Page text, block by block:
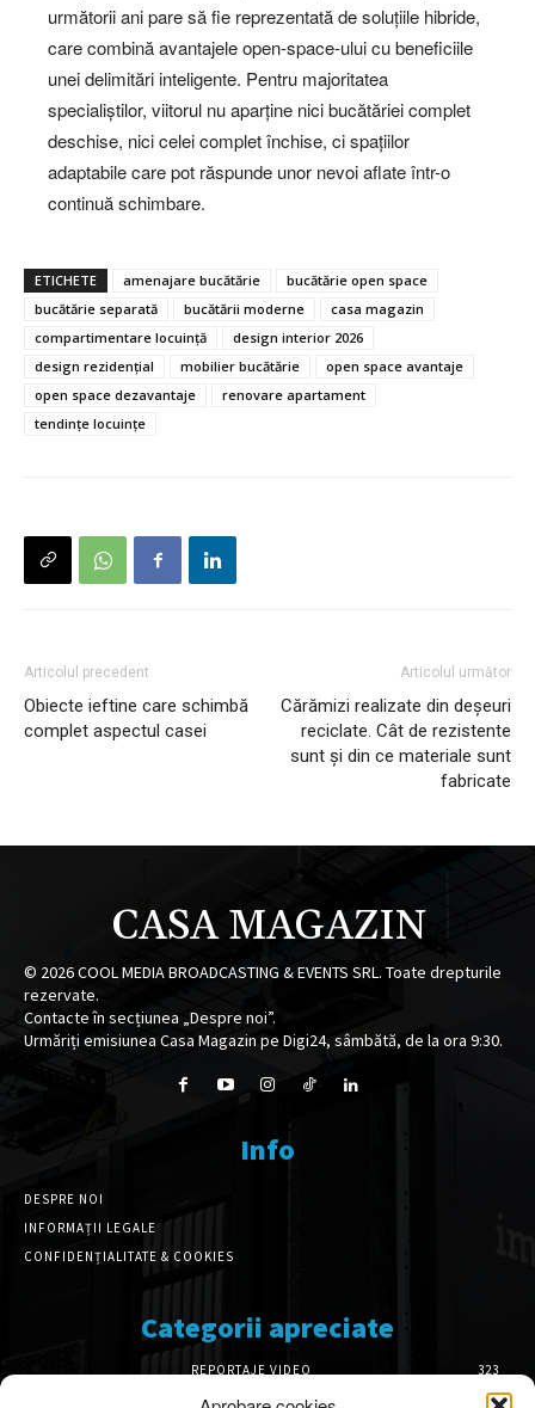
următorii ani pare să fie reprezentată de soluțiile hibride,
care combină avantajele open-space-ului cu beneficiile
unei delimitări inteligente. Pentru majoritatea
specialiștilor, viitorul nu aparține nici bucătăriei complet
deschise, nici celei complet închise, ci spațiilor
adaptabile care pot răspunde unor nevoi aflate într-o
continuă schimbare.
ETICHETE amenajare bucătărie
bucătărie open space
bucătărie separată
bucătării moderne
casa magazin
compartimentare locuință
design interior 2026
design rezidențial
mobilier bucătărie
open space avantaje
open space dezavantaje
renovare apartament
tendințe locuințe
Articolul precedent
Obiecte ieftine care schimbă
complet aspectul casei
Articolul următor
Cărămizi realizate din deșeuri
reciclate. Cât de rezistente
sunt și din ce materiale sunt
fabricate
CASA MAGAZIN
© 2026COOL MEDIA BROADCASTING & EVENTS SRL. Toate drepturile
rezervate.
Contacte în secțiunea „Despre noi”.
Urmăriți emisiunea Casa Magazin pe Digi24, sâmbătă, de la ora 9:30.
Info
DESPRE NOI
INFORMAȚII LEGALE
CONFIDENȚIALITATE & COOKIES
Categorii apreciate
REPORTAJE VIDEO
323
AMENAJĂRI INTERIOARE
126